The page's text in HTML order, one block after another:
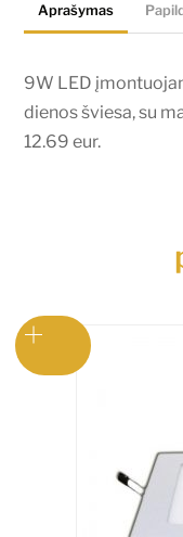
dienos
su
maitinimo
šaltiniu.!!!!AKCIJA!!!!
Aprašymas
9W LED
dienos šviesa, su
12.69 eur.